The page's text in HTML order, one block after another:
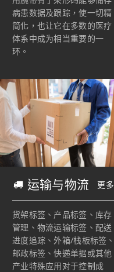
病患数据及跟踪，使一切精
简化，也让它在多数的医疗
体系中成为相当重要的一
环。
运输与物流 更多
货架标签、产品标签、库存
管理、物流运输标签、配送
进度追踪、外箱/栈板标签、
邮政标签、快递单据或其他
产业特殊应用对于控制成